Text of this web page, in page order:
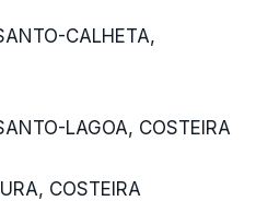
CALHETA,
LAGOA, COSTEIRA
COSTEIRA